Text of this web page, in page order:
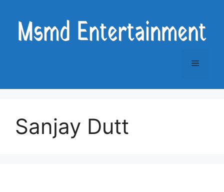
content
Menu
Sanjay Dutt